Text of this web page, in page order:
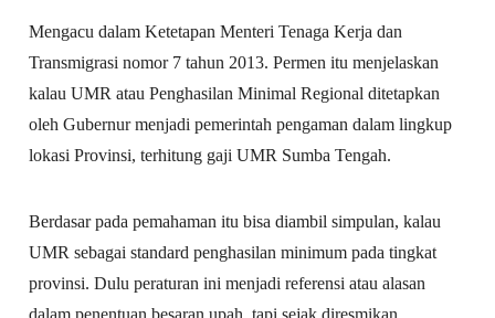
Mengacu dalam Ketetapan Menteri Tenaga Kerja dan
Transmigrasi nomor 7 tahun 2013. Permen itu menjelaskan
kalau UMR atau Penghasilan Minimal Regional ditetapkan
oleh Gubernur menjadi pemerintah pengaman dalam lingkup
lokasi Provinsi, terhitung gaji UMR Sumba Tengah.
Berdasar pada pemahaman itu bisa diambil simpulan, kalau
UMR sebagai standard penghasilan minimum pada tingkat
provinsi. Dulu peraturan ini menjadi referensi atau alasan